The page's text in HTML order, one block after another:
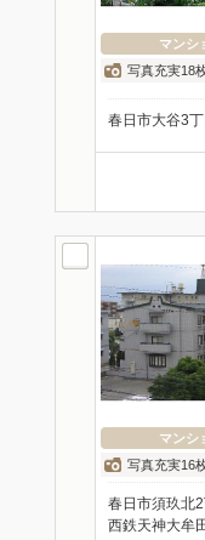
マンシ
写真充実18
春日市大谷3
マンシ
写真充実16
春日市須玖北
西鉄天神大牟